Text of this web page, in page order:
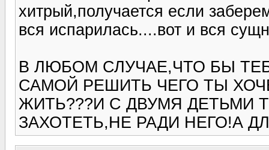
хитрый,получается если
вся испарилась....вот и вся
В ЛЮБОМ СЛУЧАЕ,ЧТО БЫ
САМОЙ РЕШИТЬ ЧЕГО ТЫ
ЖИТЬ???И С ДВУМЯ
ЗАХОТЕТЬ,НЕ РАДИ НЕГО!А